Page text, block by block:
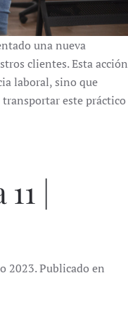
una nueva
clientes. Esta acción
laboral, sino que
este práctico
|
2023. Publicado en